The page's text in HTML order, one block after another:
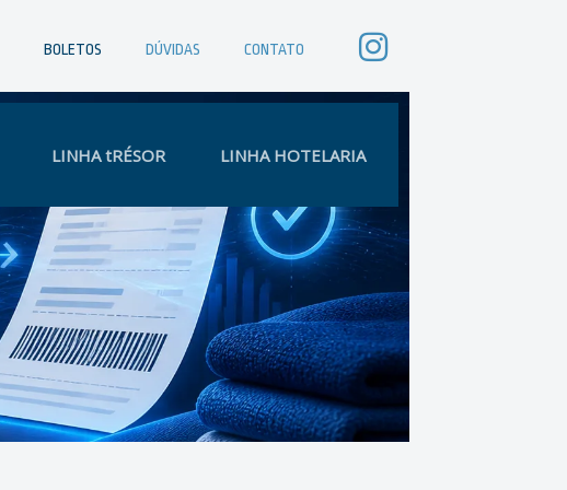
BOLETOS DÚVIDAS CONTATO
LINHA tRÉSOR LINHA HOTELARIA